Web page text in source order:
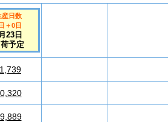
産日数
＋0日
23日
予定